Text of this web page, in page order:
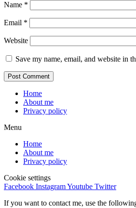
Name *
Email *
Website
Save my name, email, and website in
Home
About me
Privacy policy
Menu
Home
About me
Privacy policy
Cookie settings
Facebook InstagramYoutube Twitter
If you want to contact me, use the